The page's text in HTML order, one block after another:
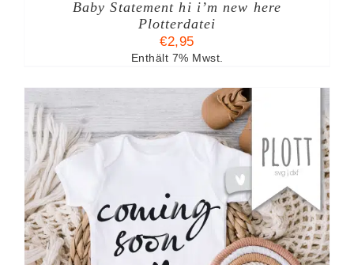
Baby Statement hi i’m new here
Plotterdatei
€2,95
Enthält 7% Mwst.